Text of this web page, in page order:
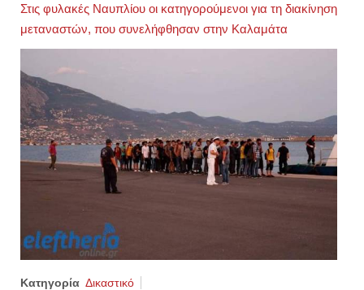
Στις φυλακές Ναυπλίου οι κατηγορούμενοι για τη διακίνηση
μεταναστών, που συνελήφθησαν στην Καλαμάτα
Κατηγορία Δικαστικό